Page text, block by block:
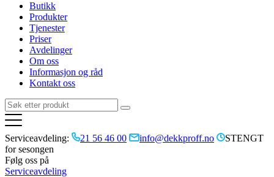
Butikk
Produkter
Tjenester
Priser
Avdelinger
Om oss
Informasjon og råd
Kontakt oss
Serviceavdeling: 21 56 46 00 info@dekkproff.no
STENGT
for sesongen
Følg oss på
Serviceavdeling